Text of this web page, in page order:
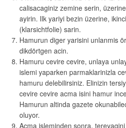
calisacaginiz zemine serin,
ayirin. Ilk yariyi bezin üzerine,
(klarsichtfolie) sarin.
Hamurun diger yarisini unlanmis
dikdörtgen acin.
Hamuru cevire cevire, unlaya
islemi yaparken parmaklarinizla
hamuru delebilirsiniz. Elinizin
cevire cevire acma isini hamur
Hamurun altinda gazete
oluyor.
Acma isleminden sonra,